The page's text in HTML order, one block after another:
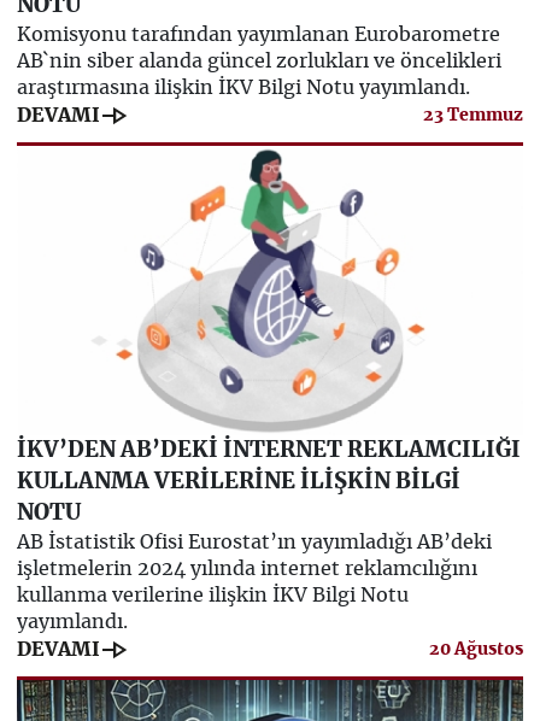
NOTU
Komisyonu tarafından yayımlanan Eurobarometre
AB`nin siber alanda güncel zorlukları ve öncelikleri
araştırmasına ilişkin İKV Bilgi Notu yayımlandı.
DEVAMI line_end_arrow 23 Temmuz
İKV’DEN AB’DEKİ İNTERNET REKLAMCILIĞI
KULLANMA VERİLERİNE İLİŞKİN BİLGİ
NOTU
AB İstatistik Ofisi Eurostat’ın yayımladığı AB’deki
işletmelerin 2024 yılında internet reklamcılığını
kullanma verilerine ilişkin İKV Bilgi Notu
yayımlandı.
DEVAMI line_end_arrow 20 Ağustos